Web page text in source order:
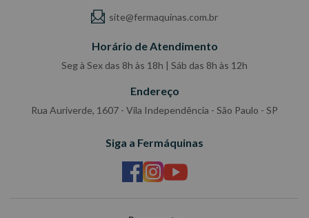
site@fermaquinas.com.br
Horário de Atendimento
Seg à Sex das 8h às 18h | Sáb das 8h às 12h
Endereço
Rua Auriverde, 1607 - Vila Independência - São Paulo - SP
Siga a Fermáquinas